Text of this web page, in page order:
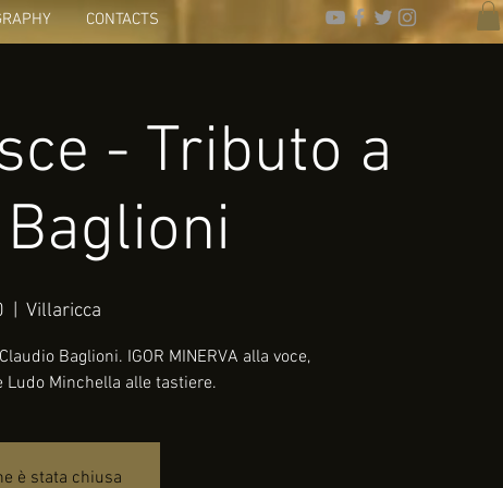
CONTACTS
- Tributo a
  |
Villaricca
Baglioni. IGOR MINERVA alla voce,
Minchella alle tastiere.
è stata chiusa